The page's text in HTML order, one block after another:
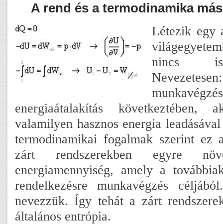
A rend és a termodinamika
Létezik egy
nincs
energiaátalakítás
valamilyen hasznos energia
termodinamikai fogalmak szerint ez
zárt rendszerekben egyre
energiamennyiség, amely a
rendelkezésre munkavégzés
nevezzük. Így tehát a zárt
általános entrópia.